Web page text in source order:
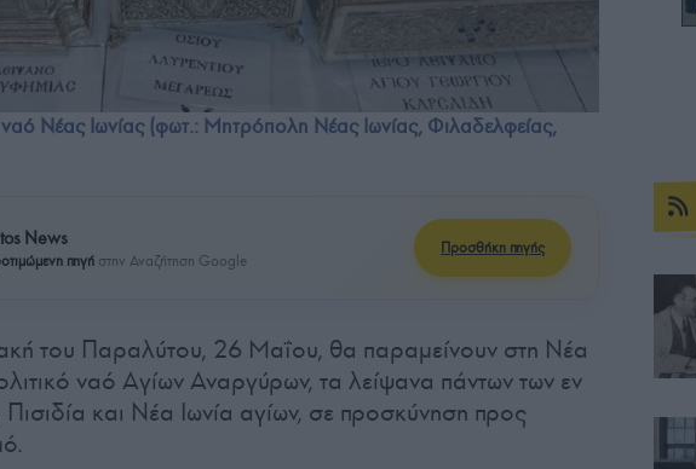
ναό Νέας Ιωνίας (φωτ.: Μητρόπολη Νέας Ιωνίας, Φιλαδελφείας,
News
πηγή στην Αναζήτηση Google
Προσθήκη πηγής
του Παραλύτου, 26 Μαΐου, θα παραμείνουν στη Νέα
ναό Αγίων Αναργύρων, τα λείψανα πάντων των εν
και Νέα Ιωνία αγίων, σε προσκύνηση προς